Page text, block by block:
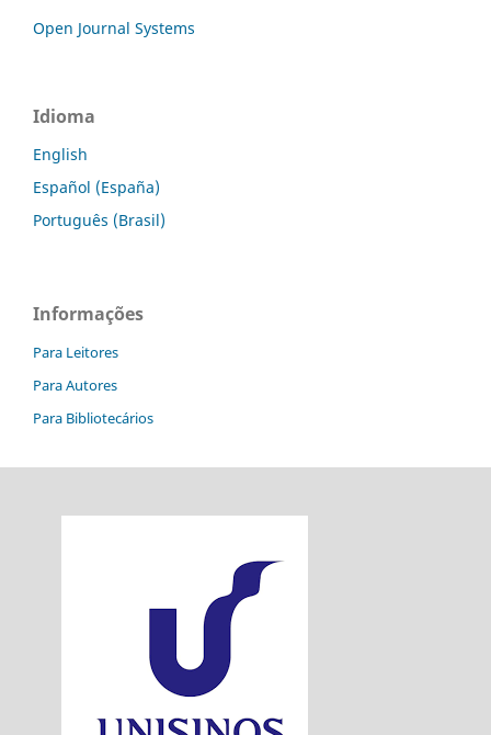
Open Journal Systems
Idioma
English
Español (España)
Português (Brasil)
Informações
Para Leitores
Para Autores
Para Bibliotecários